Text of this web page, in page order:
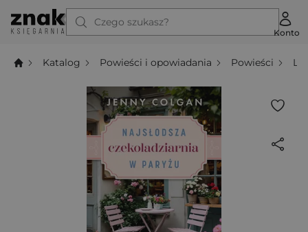
Czego szukasz?
Konto
Katalog Powieści i opowiadania Powieści